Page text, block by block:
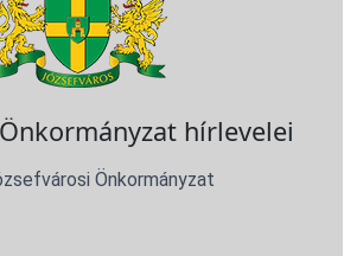
hírlevelei
Önkormányzat